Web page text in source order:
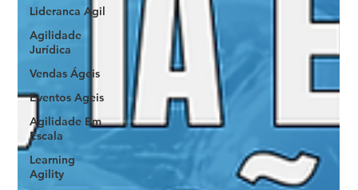
Lideranca Agil
Agilidade
Jurídica
Vendas Ágeis
Eventos Ageis
Agilidade Em
Escala
Learning
Agility